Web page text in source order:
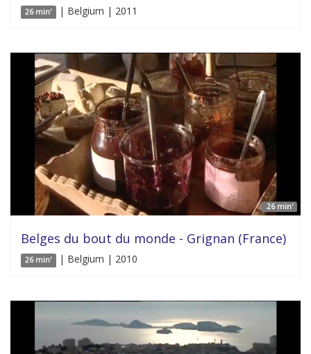
26 min' | Belgium | 2011
26 min'
Belges du bout du monde - Grignan (France)
26 min' | Belgium | 2010